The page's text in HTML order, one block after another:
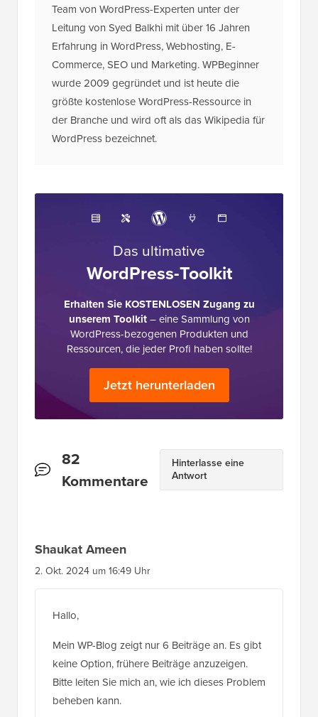
Team von WordPress-Experten unter der
Leitung von Syed Balkhi mit über 16 Jahren
Erfahrung in WordPress, Webhosting, E-
Commerce, SEO und Marketing. WPBeginner
wurde 2009 gegründet und ist heute die
größte kostenlose WordPress-Ressource in
der Branche und wird oft als das Wikipedia für
WordPress bezeichnet.
Das ultimative
WordPress-Toolkit
Erhalten Sie KOSTENLOSEN Zugang zu
unserem Toolkit– eine Sammlung von
WordPress-bezogenen Produkten und
Ressourcen, die jeder Profi haben sollte!
Jetzt herunterladen
Leserinteraktionen
82
Kommentare
Hinterlasse eine
Antwort
Shaukat Ameen
2. Okt. 2024 um 16:49 Uhr
Hallo,
Mein WP-Blog zeigt nur 6 Beiträge an. Es gibt
keine Option, frühere Beiträge anzuzeigen.
Bitte leiten Sie mich an, wie ich dieses Problem
beheben kann.